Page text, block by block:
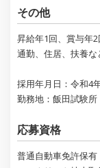
その他
昇給年1回、賞与年2
通勤、住居、扶養
採用年月日：令和4
勤務地：飯田試験所
応募資格
普通自動車免許保有